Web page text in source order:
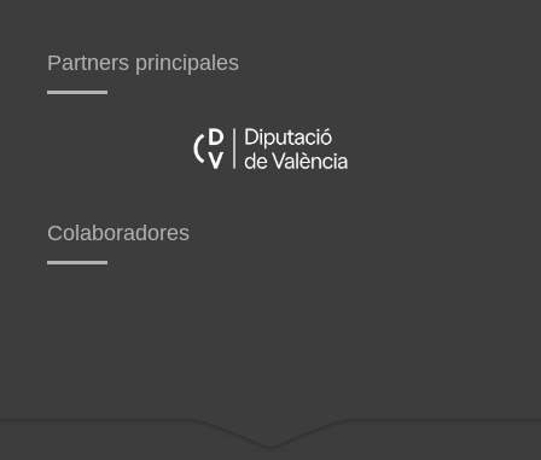
Partners principales
Colaboradores